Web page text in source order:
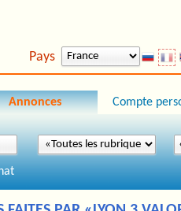
Pays
Annonces Compte